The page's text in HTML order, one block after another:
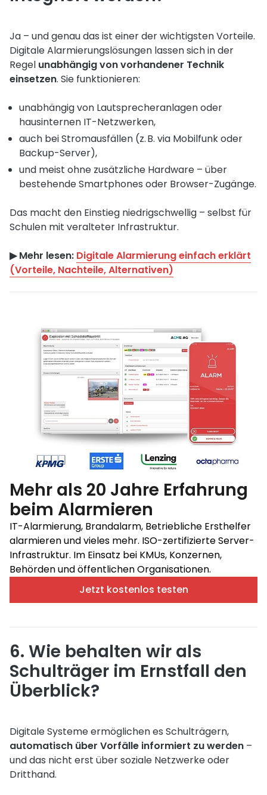
Ja – und genau das ist einer der wichtigsten Vorteile.
Digitale Alarmierungslösungen lassen sich in der
Regel unabhängig von vorhandener Technik
einsetzen. Sie funktionieren:
unabhängig von Lautsprecheranlagen oder
hausinternen IT-Netzwerken,
auch bei Stromausfällen (z. B. via Mobilfunk oder
Backup-Server),
und meist ohne zusätzliche Hardware – über
bestehende Smartphones oder Browser-Zugänge.
Das macht den Einstieg niedrigschwellig – selbst für
Schulen mit veralteter Infrastruktur.
▶︎ Mehr lesen: Digitale Alarmierung einfach erklärt
(Vorteile, Nachteile, Alternativen)
Mehr als 20 Jahre Erfahrung
beim Alarmieren
IT-Alarmierung, Brandalarm, Betriebliche Ersthelfer
alarmieren und vieles mehr. ISO-zertifizierte Server-
Infrastruktur. Im Einsatz bei KMUs, Konzernen,
Behörden und öffentlichen Organisationen.
Jetzt kostenlos testen
6. Wie behalten wir als
Schulträger im Ernstfall den
Überblick?
Digitale Systeme ermöglichen es Schulträgern,
automatisch über Vorfälle informiert zu werden –
und das nicht erst über soziale Netzwerke oder
Dritthand.